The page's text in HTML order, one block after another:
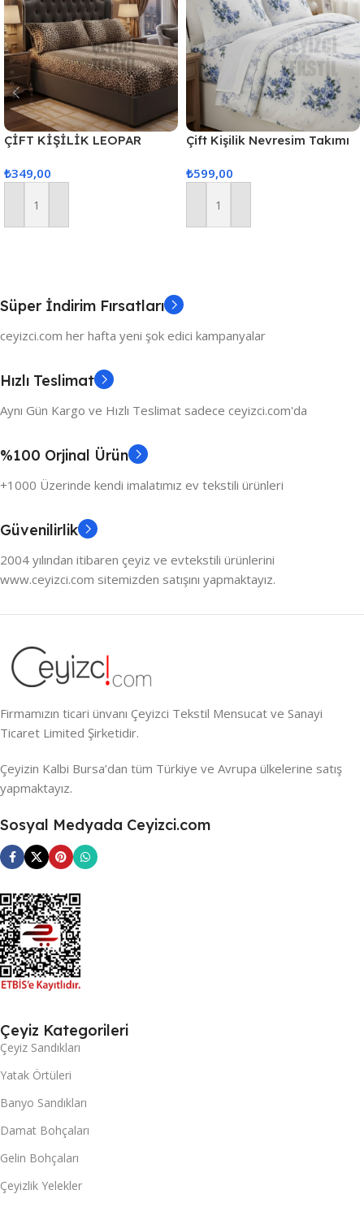
ÇİFT KİŞİLİK LEOPAR
TAKIMI – 2 ADET YASTIK
₺349,00
Sepete Ekle
Çift Kişilik Nevresim Takımı
₺599,00
Sepete Ekle
Süper İndirim Fırsatları
ceyizci.com her hafta yeni şok edici kampanyalar
Hızlı Teslimat
Aynı Gün Kargo ve Hızlı Teslimat sadece ceyizci.com'da
%100 Orjinal Ürün
+1000 Üzerinde kendi imalatımız ev tekstili ürünleri
Güvenilirlik
2004 yılından itibaren çeyiz ve evtekstili ürünlerini
www.ceyizci.com sitemizden satışını yapmaktayız.
Firmamızın ticari ünvanı Çeyizci Tekstil Mensucat ve Sanayi
Ticaret Limited Şirketidir.
Çeyizin Kalbi Bursa’dan tüm Türkiye ve Avrupa ülkelerine satış
yapmaktayız.
Sosyal Medyada Ceyizci.com
Çeyiz Kategorileri
Çeyiz Sandıkları
Yatak Örtüleri
Banyo Sandıkları
Damat Bohçaları
Gelin Bohçaları
Çeyizlik Yelekler